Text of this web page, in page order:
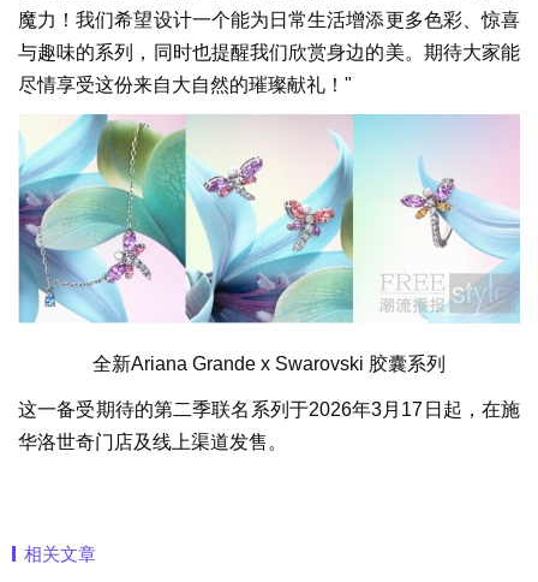
魔力！我们希望设计一个能为日常生活增添更多色彩、惊喜
与趣味的系列，同时也提醒我们欣赏身边的美。期待大家能
尽情享受这份来自大自然的璀璨献礼！"
全新Ariana Grande x Swarovski 胶囊系列
这一备受期待的第二季联名系列于2026年3月17日起，在施
华洛世奇门店及线上渠道发售。
相关文章